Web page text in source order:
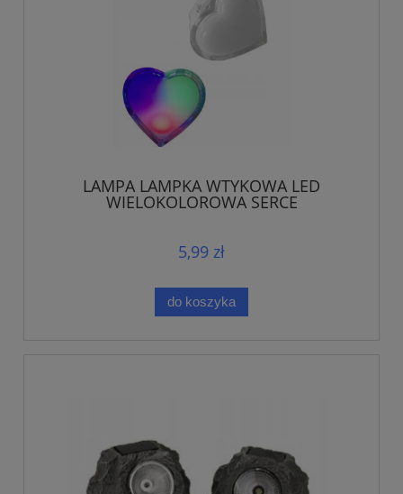
LAMPA LAMPKA WTYKOWA LED
WIELOKOLOROWA SERCE
5,99 zł
do koszyka